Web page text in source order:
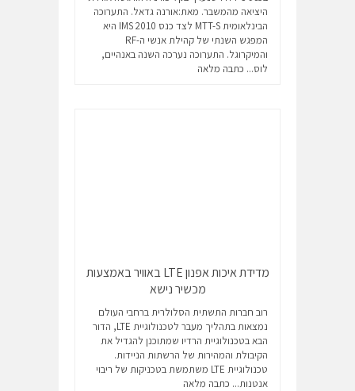
היציאה מהמשבר. מאת:אורנה גדאל. התערוכה
הבינלאומית MTT-S לצד כנס IMS 2010 היא
המפגש השנתי של קהילת אנשי ה-RF
והמיקרוגל. התערוכה נערכה השנה באנהיים,
לוס... כתבה מלאה
מדידת איכות אפנון LTE באוויר באמצעות
מכשיר נישא
רוב חברות התשתית הסלולרית ברחבי העולם
נמצאות בתהליך מעבר לטכנולוגיית LTE, הדור
הבא בטכנולוגיית הרדיו שמתוכנן להגדיל את
הקיבולת והמהירות של הרשתות הניידות.
טכנולוגיית LTE משתמשת בטכניקות של ריבוי
אנטנות... כתבה מלאה